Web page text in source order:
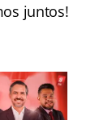
juntos!